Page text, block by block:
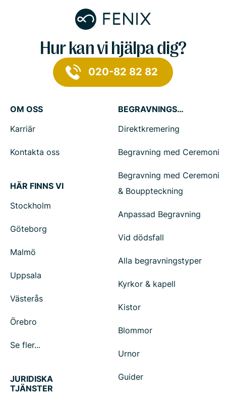
Hur kan vi hjälpa dig?
020-82 82 82
OM OSS
Karriär
Kontakta oss
HÄR FINNS VI
Stockholm
Göteborg
Malmö
Uppsala
Västerås
Örebro
Se fler...
BEGRAVNINGSTJÄNSTER
Direktkremering
Begravning med Ceremoni
Begravning med Ceremoni
& Bouppteckning
Anpassad Begravning
Vid dödsfall
Alla begravningstyper
Kyrkor & kapell
Kistor
Blommor
Urnor
Guider
JURIDISKA
TJÄNSTER